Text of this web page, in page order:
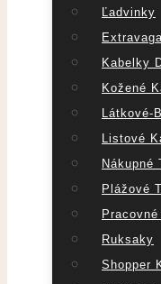
Ľadvinky
Kabelky
Kožené
Látkové-
Listové
Nákupné
Plážové
Ruksaky
Shopper